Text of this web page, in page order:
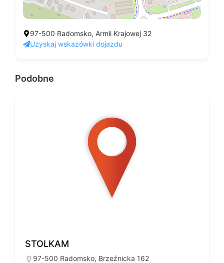
97-500 Radomsko, Armii Krajowej 32
Uzyskaj wskazówki dojazdu
Podobne
STOLKAM
97-500 Radomsko, Brzeźnicka 162